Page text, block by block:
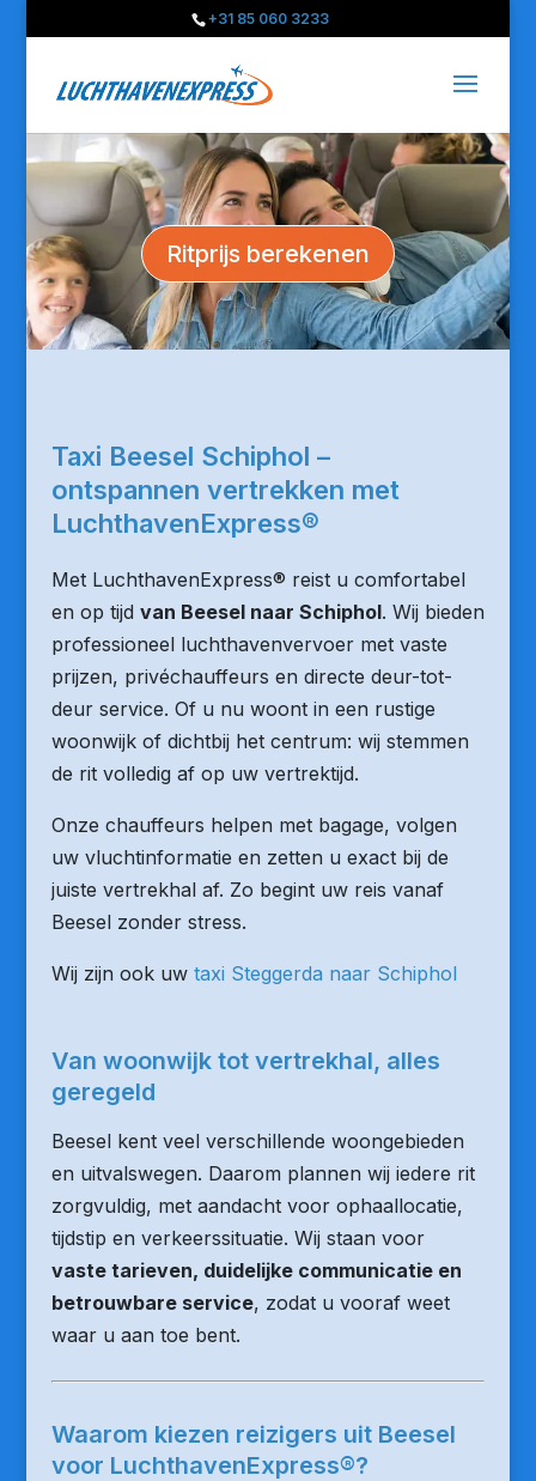
+31 85 060 3233
Ritprijs berekenen
Taxi Beesel Schiphol –
ontspannen vertrekken met
LuchthavenExpress®
Met LuchthavenExpress® reist u comfortabel
en op tijd van Beesel naar Schiphol. Wij bieden
professioneel luchthavenvervoer met vaste
prijzen, privéchauffeurs en directe deur-tot-
deur service. Of u nu woont in een rustige
woonwijk of dichtbij het centrum: wij stemmen
de rit volledig af op uw vertrektijd.
Onze chauffeurs helpen met bagage, volgen
uw vluchtinformatie en zetten u exact bij de
juiste vertrekhal af. Zo begint uw reis vanaf
Beesel zonder stress.
Wij zijn ook uw taxi Steggerda naar Schiphol
Van woonwijk tot vertrekhal, alles
geregeld
Beesel kent veel verschillende woongebieden
en uitvalswegen. Daarom plannen wij iedere rit
zorgvuldig, met aandacht voor ophaallocatie,
tijdstip en verkeerssituatie. Wij staan voor
vaste tarieven, duidelijke communicatie en
betrouwbare service, zodat u vooraf weet
waar u aan toe bent.
Waarom kiezen reizigers uit Beesel
voor LuchthavenExpress®?